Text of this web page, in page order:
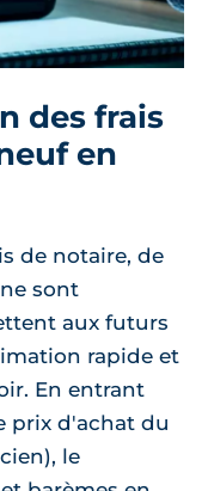
des frais
en
de notaire, de
sont
aux futurs
rapide et
En entrant
prix d'achat du
le